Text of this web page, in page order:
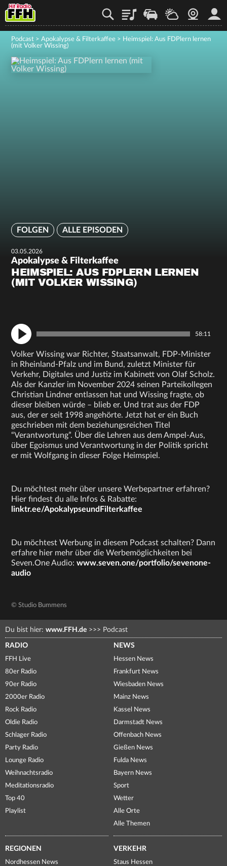
PlaylistStaupilotWetterWebcam
Podcast > Apokalypse & Filterkaffee > Heimspiel: Aus FDPlern lernen
(mit Volker Wissing)
FOLGEN ALLE EPISODEN
03.05.2026
Apokalypse & Filterkaffee
HEIMSPIEL: AUS FDPLERN LERNEN
(MIT VOLKER WISSING)
58:11
Volker Wissing war Richter, Staatsanwalt, FDP-Minister
in Rheinland-Pfalz und im Bund, zuletzt Minister für
Verkehr, Digitales und Justiz im Kabinett von Olaf Scholz.
Als der Kanzler im November 2024 seinen Parteikollegen
Christian Lindner entlassen hat und Wissing fragte, ob
dieser bleiben würde – blieb er. Und trat aus der FDP
aus, der er seit 1998 angehörte. Jetzt hat er ein Buch
geschrieben mit dem beziehungsreichen Titel
“Verantwortung”. Über die Lehren aus dem Ampel-Aus,
über Egoismus und Verantwortung in der Politik spricht
er mit Wolfgang in dieser Folge Heimspiel.
Du möchtest mehr über unsere Werbepartner erfahren?
Hier findest du alle Infos & Rabatte:
linktr.ee/ApokalypseundFilterkaffee
Du möchtest Werbung in diesem Podcast schalten? Dann
erfahre hier mehr über die Werbemöglichkeiten bei
Seven.One Audio:www.seven.one/portfolio/sevenone-
audio
© Studio Bummens
Du bist hier: www.FFH.de >>> Podcast
RADIO
FFH Live
80er Radio
90er Radio
2000er Radio
Rock Radio
Oldie Radio
Schlager Radio
Party Radio
Lounge Radio
Weihnachtsradio
Meditationsradio
Top 40
Playlist
NEWS
Hessen News
Frankfurt News
Wiesbaden News
Mainz News
Kassel News
Darmstadt News
Offenbach News
Gießen News
Fulda News
Bayern News
Sport
Wetter
Alle Orte
Alle Themen
REGIONEN
Nordhessen News
VERKEHR
Staus Hessen